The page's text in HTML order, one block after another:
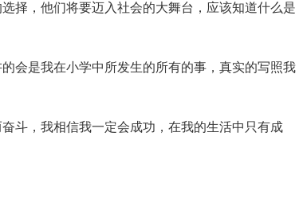
择，他们将要迈入社会的大舞台，应该知道什么是
会是我在小学中所发生的所有的事，真实的写照我
斗，我相信我一定会成功，在我的生活中只有成